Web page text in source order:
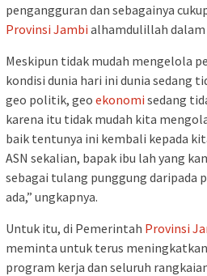
pengangguran dan sebagainya
Provinsi Jambi alhamdulillah dalam
Meskipun tidak mudah mengelola
kondisi dunia hari ini dunia sedang
geo politik, geo ekonomi sedang
karena itu tidak mudah kita
baik tentunya ini kembali kepada
ASN sekalian, bapak ibu lah yang
sebagai tulang punggung daripada
ada,” ungkapnya.
Untuk itu, di Pemerintah Provinsi
meminta untuk terus
program kerja dan seluruh